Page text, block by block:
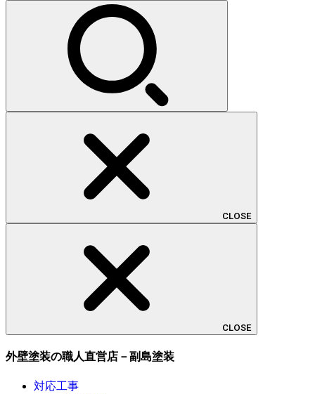
索:
CLOSE
CLOSE
外壁塗装の職人直営店－副島塗装
対応工事